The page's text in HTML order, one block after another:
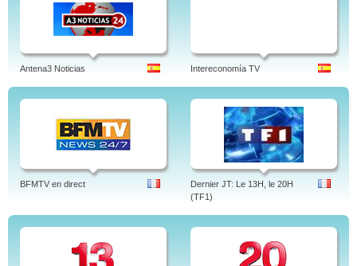
Antena3 Noticias Intereconomía TV
BFMTV en direct
Dernier JT: Le 13H, le 20H
(TF1)